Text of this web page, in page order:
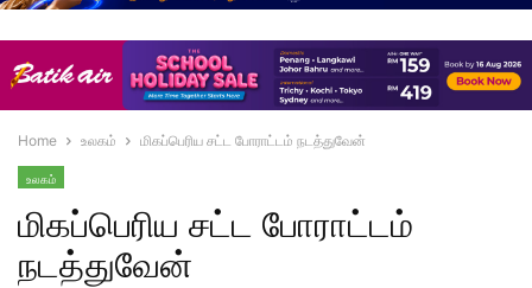
Home உலகம் மிகப்பெரிய சட்ட போராட்டம் நடத்துவேன்
உலகம்
மிகப்பெரிய சட்ட போராட்டம்
நடத்துவேன்